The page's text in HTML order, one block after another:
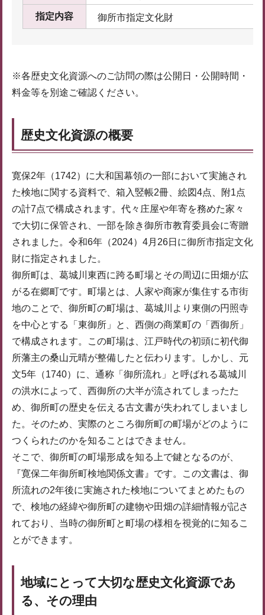
指定内容 御所市指定文化財
※各歴史文化資源へのご訪問の際は公開日・公開時間・
料金等を別途ご確認ください。
歴史文化資源の概要
寛保2年（1742）に大和国幕領の一部において実施され
た検地に関する資料で、箱入竪帳2冊、絵図4点、附1点
の計7点で構成されます。代々庄屋や年寄を務めた家々
で大切に保管され、一部を除き御所市教育委員会に寄贈
されました。令和6年（2024）4月26日に御所市指定文化
財に指定されました。
御所町は、葛城川東西に跨る町場とその周辺に田畑が広
がる在郷町です。町場とは、人家や商家が集住する市街
地のことで、御所町の町場は、葛城川より東側の円照寺
を中心とする「東御所」と、西側の商業町の「西御所」
で構成されます。この町場は、江戸時代の初頭に初代御
所藩主の桑山元晴が整備したと伝わります。しかし、元
文5年（1740）に、通称「御所流れ」と呼ばれる葛城川
の洪水によって、西御所の大半が流されてしまったた
め、御所町の歴史を伝える古文書が失われてしまいまし
た。そのため、実際のところ御所町の町場がどのように
つくられたのかを知ることはできません。
そこで、御所町の町場形成を知る上で鍵となるのが、
『寛保二年御所町検地関係文書』です。この文書は、御
所流れの2年後に実施された検地についてまとめたもの
で、検地の経緯や御所町の建物や田畑の詳細情報が記さ
れており、当時の御所町と町場の様相を視覚的に知るこ
とができます。
地域にとって大切な歴史文化資源であ
る、その理由